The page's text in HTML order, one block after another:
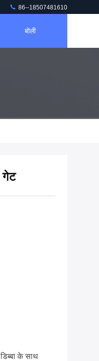
86--18507481610
बोली
गेट
के साथ